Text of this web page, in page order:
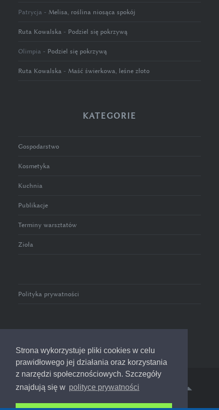
Strona wykorzystuje pliki cookies w celu
prawidłowego jej działania oraz korzystania
z narzędzi społecznościowych. Szczegóły
znajdują się w polityce prywatności
Patrycja - Melisa, roślina niosąca spokój
Ruta Kowalska - Podziel się pokrzywą
Olimpia - Podziel się pokrzywą
Ruta Kowalska - Maść świerkowa, leśne złoto
KATEGORIE
Gospodarstwo
Kosmetyka
Kuchnia
Publikacje
Terminy warsztatów
Zioła
Polityka prywatności
© 2016-2023 Zioła w Pełni